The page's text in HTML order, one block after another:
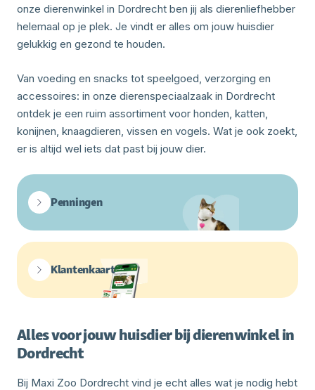
onze dierenwinkel in Dordrecht ben jij als dierenliefhebber
helemaal op je plek. Je vindt er alles om jouw huisdier
gelukkig en gezond te houden.
Van voeding en snacks tot speelgoed, verzorging en
accessoires: in onze dierenspeciaalzaak in Dordrecht
ontdek je een ruim assortiment voor honden, katten,
konijnen, knaagdieren, vissen en vogels. Wat je ook zoekt,
er is altijd wel iets dat past bij jouw dier.
Penningen
Klantenkaart
Alles voor jouw huisdier bij dierenwinkel in
Dordrecht
Bij Maxi Zoo Dordrecht vind je echt alles wat je nodig hebt